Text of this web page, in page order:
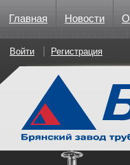
Войти Регистрация
Главная Новости О